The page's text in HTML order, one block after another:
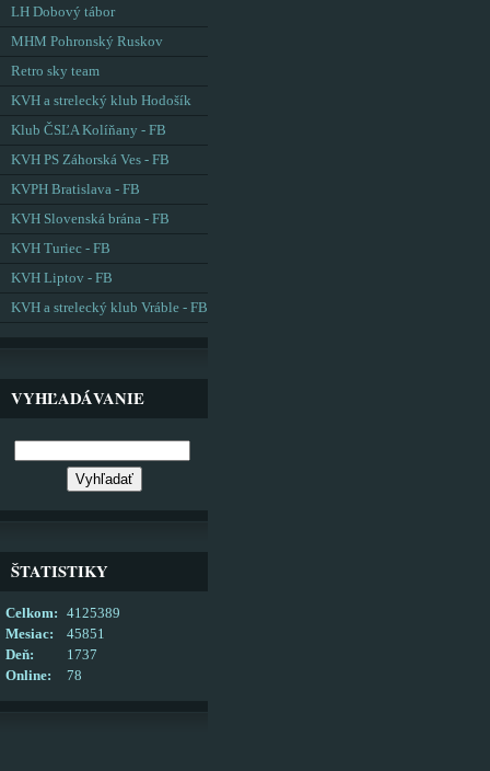
LH Dobový tábor
MHM Pohronský Ruskov
Retro sky team
KVH a strelecký klub Hodošík
Klub ČSĽA Kolíňany - FB
KVH PS Záhorská Ves - FB
KVPH Bratislava - FB
KVH Slovenská brána - FB
KVH Turiec - FB
KVH Liptov - FB
KVH a strelecký klub Vráble - FB
VYHĽADÁVANIE
ŠTATISTIKY
Online: 78
Celkom:
4125389
Mesiac:
45851
Deň:
1737